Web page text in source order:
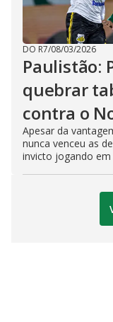
DO R7/08/03/2026
Paulistão:
quebrar
contra o
Apesar da
nunca venceu as
invicto jogando em